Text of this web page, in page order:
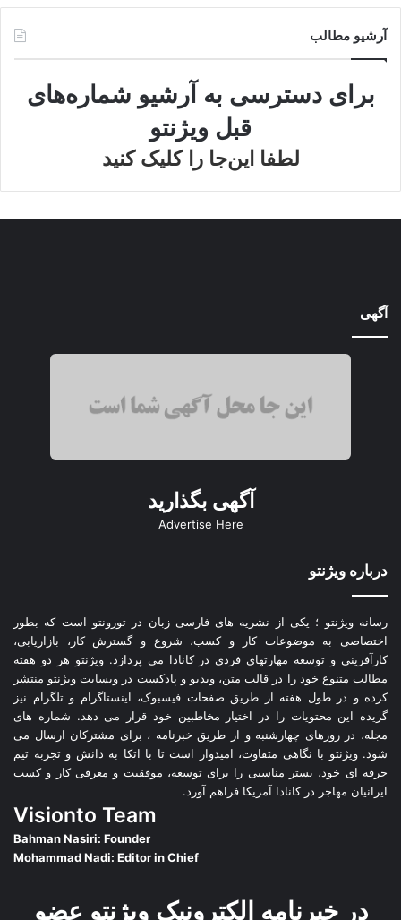
آرشیو مطالب
برای دسترسی به آرشیو شماره‌های
قبل ویژنتو
لطفا این‌جا را کلیک کنید
آگهی
آگهی بگذارید
Advertise Here
درباره ویژنتو
رسانه ویژنتو ؛ یکی از نشریه های فارسی زبان در تورونتو است که بطور
اختصاصی به موضوعات کار و کسب، شروع و گسترش کار، بازاریابی،
کارآفرینی و توسعه مهارتهای فردی در کانادا می پردازد. ویژنتو هر دو هفته
مطالب متنوع خود را در قالب متن، ویدیو و پادکست در وبسایت ویژنتو منتشر
کرده و در طول هفته از طریق صفحات فیسبوک، اینستاگرام و تلگرام نیز
گزیده این محتویات را در اختیار مخاطبین خود قرار می دهد. شماره های
مجله، در روزهای چهارشنبه و از طریق خبرنامه ، برای مشترکان ارسال می
شود. ویژنتو با نگاهی متفاوت، امیدوار است تا با اتکا به دانش و تجربه تیم
حرفه ای خود، بستر مناسبی را برای توسعه، موفقیت و معرفی کار و کسب
ایرانیان مهاجر در کانادا آمریکا فراهم آورد.
Visionto Team
Bahman Nasiri: Founder
Mohammad Nadi: Editor in Chief
در خبرنامه الکترونیک ویژنتو عضو